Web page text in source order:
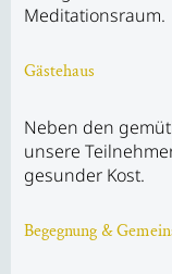
Meditationsraum.
Gästehaus
Neben den
unsere
gesunder Kost.
Begegnung &